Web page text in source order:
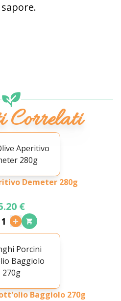
Correlati
Demeter 280g
€
1
Baggiolo 270g